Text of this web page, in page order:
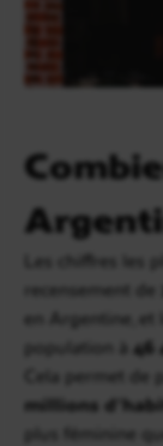
Les chiffres les
recensement de
en Argentine,
population à 46
Cela permet de
millions
plus féminine